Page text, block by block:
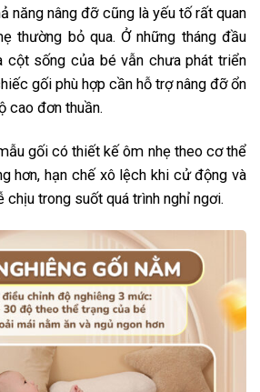
năng nâng đỡ cũng là yếu tố rất quan
thường bỏ qua. Ở những tháng đầu
cột sống của bé vẫn chưa phát triển
gối phù hợp cần hỗ trợ nâng đỡ ổn
cao đơn thuần.
gối có thiết kế ôm nhẹ theo cơ thể
hơn, hạn chế xô lệch khi cử động và
trong suốt quá trình nghỉ ngơi.